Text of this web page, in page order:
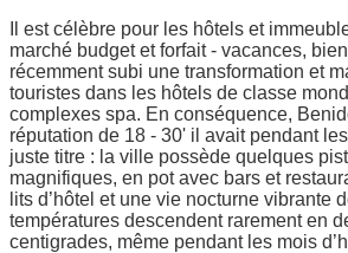
Il est célèbre pour les hôtels et
marché budget et forfait - vacances,
récemment subi une transformation et
touristes dans les hôtels de classe
complexes spa. En conséquence,
réputation de 18 - 30' il avait pendant
juste titre : la ville possède quelques
magnifiques, en pot avec bars et
lits d’hôtel et une vie nocturne vibrante
températures descendent rarement en
centigrades, même pendant les mois